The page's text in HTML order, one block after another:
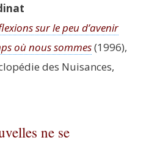
sur le peu d’a­ve­nir
où nous sommes(1996),
des Nui­sances,
ne se